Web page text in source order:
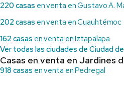
220 casas en venta en Gustavo A.
202 casas en venta en Cuauhtémoc
162 casas en venta en Iztapalapa
Ver todas las ciudades de Ciudad
Casas en venta en Jardines
918 casas en venta en Pedregal